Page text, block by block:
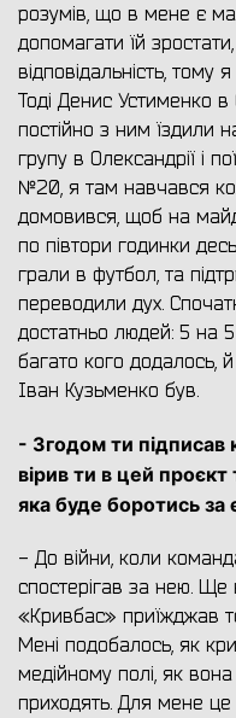
розумів, що в мене є
допомагати їй
відповідальність, тому
Тоді Денис Устименко в
постійно з ним їздили
групу в Олександрії і
№20, я там навчався
домовився, щоб на
по півтори годинки
грали в футбол, та
переводили дух.
достатньо людей: 5 на
багато кого додалось,
Іван Кузьменко був.
- Згодом ти підписав
вірив ти в цей
яка буде боротись за
- До війни, коли
спостерігав за нею. Ще
«Кривбас» приїжджав
Мені подобалось, як
медійному полі, як
приходять. Для мене це